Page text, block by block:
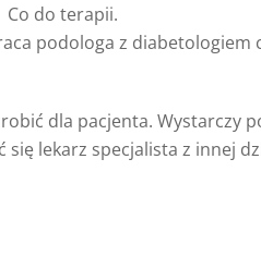
Co do terapii.
podologa z
dla pacjenta.
lekarz specjalista z innej